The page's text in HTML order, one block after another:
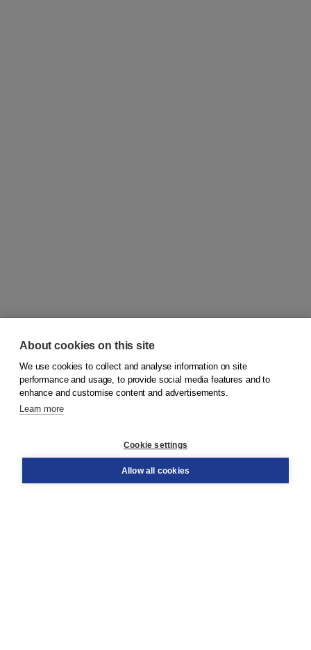
© 2026Koninklijke Boom uitgevers
Order
About cookies on this site
We use cookies to collect and analyse information on site
performance and usage, to provide social media features and to
enhance and customise content and advertisements.
Learn more
Cookie settings
Allow all cookies